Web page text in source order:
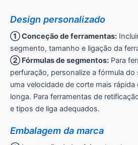
Design personalizado
① Conceção de ferramentas:
segmento, tamanho e ligação da
② Fórmulas de segmentos: Para
perfuração, personalize a fórmula
uma velocidade de corte mais rápida
longa. Para ferramentas de
e tipos de liga adequados.
Embalagem da marca